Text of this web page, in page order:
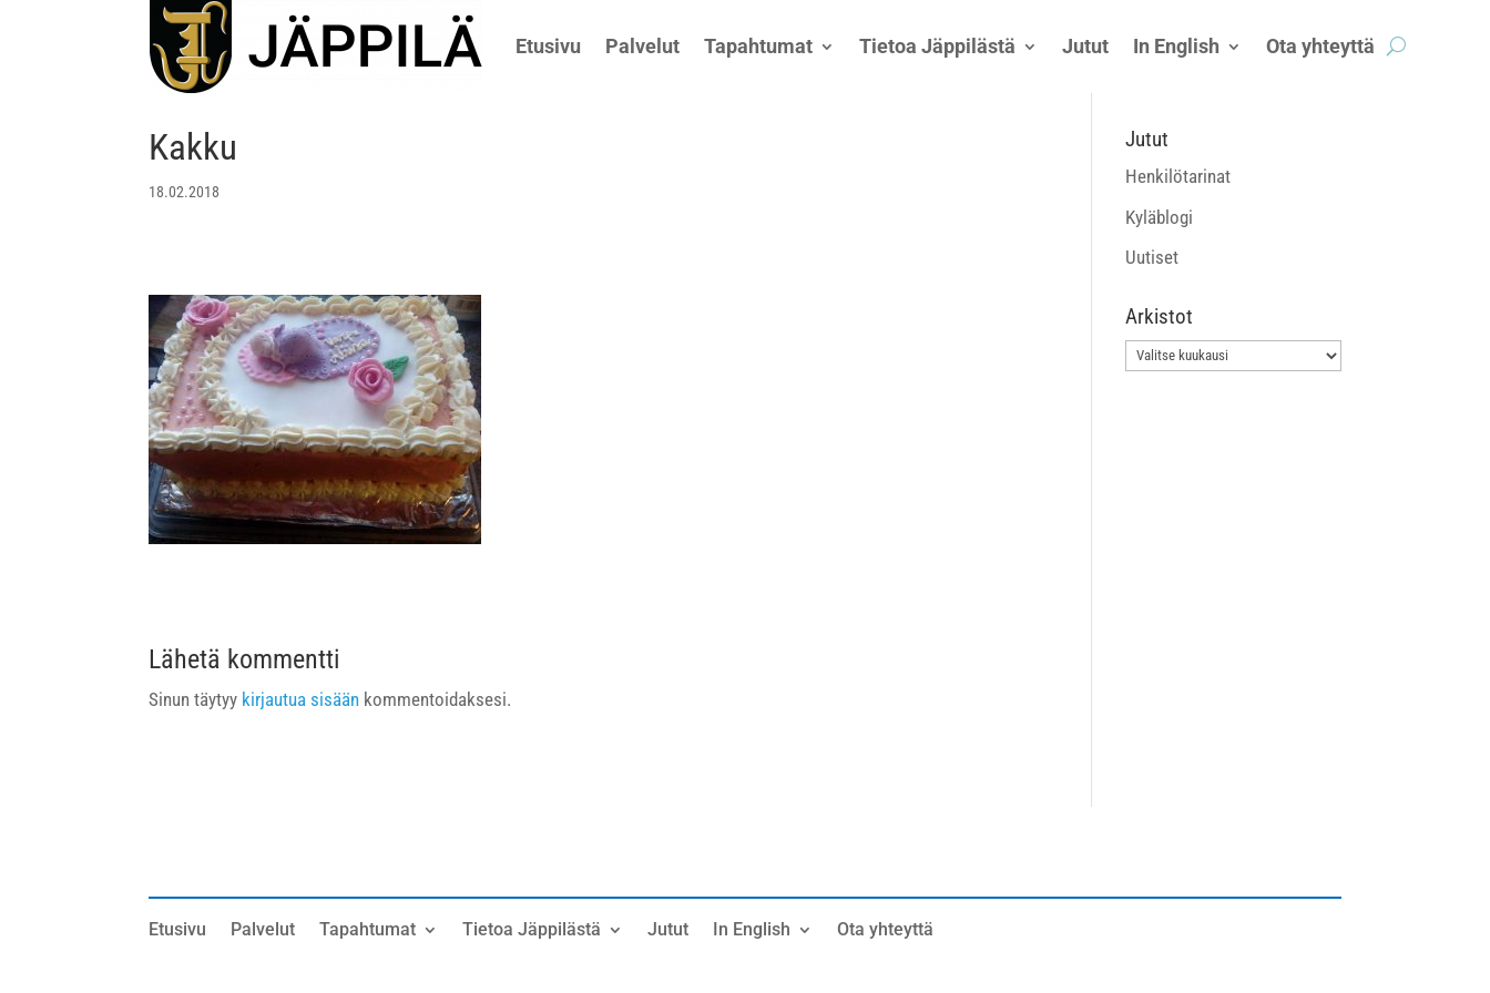
Etusivu Palvelut Tapahtumat Tietoa Jäppilästä Jutut In English Ota yhteyttä
Kakku
18.02.2018
Lähetä kommentti
Sinun täytyy kirjautua sisään kommentoidaksesi.
Jutut
Henkilötarinat
Kyläblogi
Uutiset
Arkistot
Arkistot
Etusivu Palvelut Tapahtumat Tietoa Jäppilästä Jutut In English Ota yhteyttä